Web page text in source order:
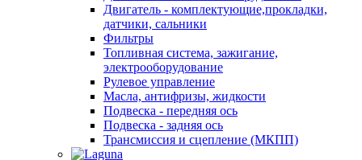
Двигатель - комплектующие,прокладки,
датчики, сальники
Фильтры
Топливная система, зажигание,
электрооборудование
Рулевое управление
Масла, антифризы, жидкости
Подвеска - передняя ось
Подвеска - задняя ось
Трансмиссия и сцепление (МКПП)